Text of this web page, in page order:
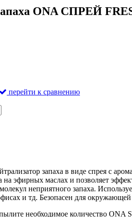
ONA СПРЕЙ
перейти к сравнению
запаха в виде спрея с
эфирных маслах и позволяет
неприятного запаха.
и тд. Безопасен для
необходимое количество ONA